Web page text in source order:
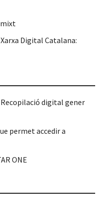
mixt
Digital Catalana:
Recopilació digital gener
permet accedir a
ONE